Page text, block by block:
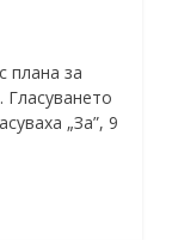
плана за
„За”, 9